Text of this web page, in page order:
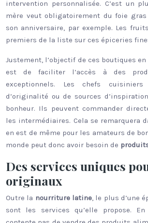
intervention personnalisée. C’est un
mère veut obligatoirement du foie
son anniversaire, par exemple. Les
premiers de la liste sur ces épiceries
Justement, l’objectif de ces boutiques
est de faciliter l’accès à des
exceptionnels. Les chefs
d’originalité ou de sources
bonheur. Ils peuvent commander
les intermédiaires. Cela se remarquera
en est de même pour les amateurs de
monde peut donc avoir besoin de
Des services uniques
originaux
Outre la nourriture latine, le plus d’une
sont les services qu’elle propose.